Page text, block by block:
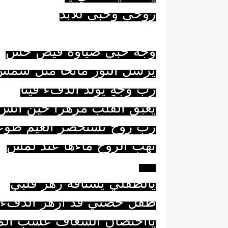
روحي وحبيَ للأبد
وجه حبي ضياؤه فيضُ حسِ
يُرسل النورَ مانحا مثل
ربّ وجهٍ يولّد الدفء فينا
يعبق القلب مزهرا حين
ربّ روحٍ تستحضرُ الغيم
تهبُ الروحَ ماءها عند لمسِ
***
يالطفلي يشتاقه زهر قلبي
طفل حضني قد أزهر
يااحتضان الشغاف عشب